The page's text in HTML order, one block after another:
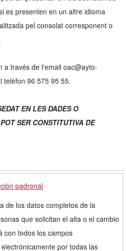
es presenten en un altre idioma
pel consolat corresponent o
a través de l'email oac@ayto-
telèfon 96 575 95 55.
EN LES DADES O
SER CONSTITUTIVA DE
padronal
de los datos completos de la
que solicitan el alta o el cambio
con todos los campos
por todas las